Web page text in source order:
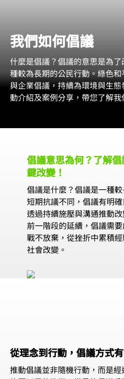
我們如何倡議
什麼是倡議？倡議的意思是為
種較為長期的公民行動。綠色
與企業倡議，持續為環境與生
動介紹及案例分享，帶您了解我
倡議意思為何？了解
鍵改變！
倡議是什麼？倡議是一種
短期抗議不同，倡議有明
透過持續施壓與溝通推動
前一階段的延續，倡議需
戰不放棄，從挫折中累積
社會改變。
從理念到行動，倡議方式
推動倡議並非隨機行動，而是